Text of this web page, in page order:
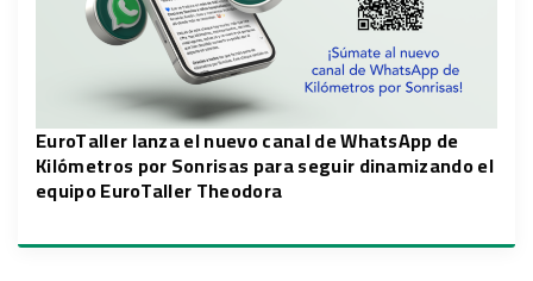
EuroTaller lanza el nuevo canal de WhatsApp de
Kilómetros por Sonrisas para seguir dinamizando el
equipo EuroTaller Theodora